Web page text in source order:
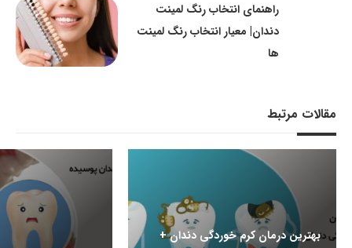
راهنمای انتخاب رنگ لمینت
دندان| معیار انتخاب رنگ لمینت
ها
مقالات مرتبط
بهترین درمان کرم خوردگی دندان +